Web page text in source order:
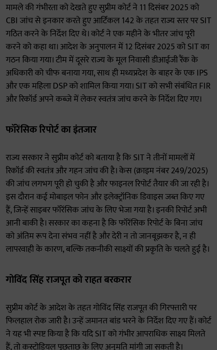
मामले की गंभीरता को देखते हुए सुप्रीम कोर्ट ने 11 दिसंबर 2025 को
CBI जांच से इनकार करते हुए आर्टिकल 142 के तहत राज्य स्तर पर SIT
गठित करने के निर्देश दिए थे। कोर्ट ने एक महीने के भीतर जांच पूरी
करने को कहा था। आदेश के अनुपालन में 12 दिसंबर 2025 को SIT का
गठन किया गया। टीम में दूसरे राज्य के मूल निवासी डीआईजी रैंक के
अधिकारी को चीफ बनाया गया, साथ ही मध्यप्रदेश के बाहर के एक IPS
और एक महिला DSP को शामिल किया गया। SIT को सभी संबंधित FIR
और रिकॉर्ड अपने कब्जे में लेकर स्वतंत्र जांच करने के निर्देश दिए गए।
फॉरेंसिक रिपोर्ट का इंतजार
राज्य सरकार ने सुप्रीम कोर्ट को बताया है कि SIT ने तीनों मामलों में
रिकॉर्ड की स्वतंत्र और गहन जांच की है। केस (क्राइम नंबर 249/2025)
की जांच लगभग पूरी हो चुकी है और फाइनल रिपोर्ट तैयार की जा रही है।
इस दौरान कई मोबाइल फोन और इलेक्ट्रॉनिक डिवाइस जब्त किए गए
हैं, जिन्हें साइबर फॉरेंसिक जांच के लिए भेजा गया है। इनकी रिपोर्ट अभी
आनी बाकी है। सरकार का कहना है कि फॉरेंसिक रिपोर्ट के बिना जांच
को अंतिम रूप देना संभव नहीं है और देरी न तो जानबूझकर है, न ही
लापरवाही के कारण, बल्कि तकनीकी साक्ष्यों की प्रकृति के चलते हुई है।
गोविंद सिंह राजपूत को राहत बरकरार
सुप्रीम कोर्ट के आदेश के तहत गोविंद सिंह राजपूत की गिरफ्तारी पर
फिलहाल रोक जारी है। उन्हें जमानत बांड भरने के निर्देश दिए गए हैं। कोर्ट
ने यह भी स्पष्ट किया है कि यदि SIT को गंभीर आपराधिक साक्ष्य मिलते
हैं, तो कस्टोडियल पूछताछ के लिए अनुमति मांगी जा सकती है।